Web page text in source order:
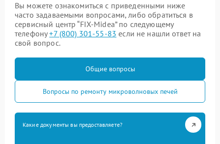
Вы можете ознакомиться с приведенными ниже
часто задаваемыми вопросами, либо обратиться в
сервисный центр “FIX-Midea” по следующему
телефону+7 (800) 301-55-83 если не нашли ответ на
свой вопрос.
Общие вопросы
Вопросы по ремонту микроволновых печей
Какие документы вы предоставляете?